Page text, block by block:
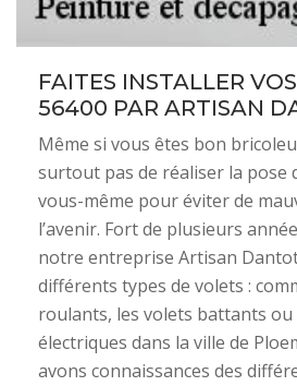
FAITES INSTALLER
56400 PAR ARTISAN
Même si vous êtes bon
surtout pas de réaliser la pose
vous-même pour éviter de
l’avenir. Fort de plusieurs
notre entreprise Artisan
différents types de volets :
roulants, les volets battants ou
électriques dans la ville de
avons connaissances des